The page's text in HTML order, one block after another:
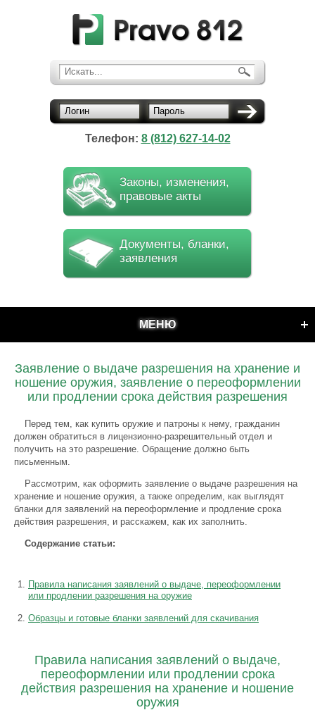
Искать...
Логин Пароль
Телефон: 8 (812) 627-14-02
Законы, изменения,
правовые акты
Документы, бланки,
заявления
МЕНЮ
Заявление о выдаче разрешения на хранение и
ношение оружия, заявление о переоформлении
или продлении срока действия разрешения
Перед тем, как купить оружие и патроны к нему, гражданин
должен обратиться в лицензионно-разрешительный отдел и
получить на это разрешение. Обращение должно быть
письменным.
Рассмотрим, как оформить заявление о выдаче разрешения на
хранение и ношение оружия, а также определим, как выглядят
бланки для заявлений на переоформление и продление срока
действия разрешения, и расскажем, как их заполнить.
Содержание статьи:
Правила написания заявлений о выдаче, переоформлении
или продлении разрешения на оружие
Образцы и готовые бланки заявлений для скачивания
Правила написания заявлений о выдаче,
переоформлении или продлении срока
действия разрешения на хранение и ношение
оружия